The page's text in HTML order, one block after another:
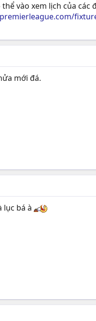
vào xem lịch của các
mới đá.
lục bá à